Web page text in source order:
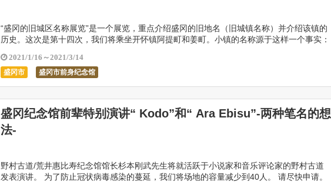
“盛冈的旧城区名称展览”是一个展览，重点介绍盛冈的旧地名（旧城镇名称）并介绍该镇的
历史。这次是第十四次，我们将乘坐开怀镇阿提町和姜町。小镇的名称源于这样一个事实：
2021/1/16～2021/3/14
盛冈市 盛冈市前身纪念馆
盛冈纪念馆前辈特别演讲“ Kodo”和“ Ara Ebisu”-两种笔名的想
法-
野村古道/荒井惠比寿纪念馆馆长杉本刚武先生将就活跃于小说家和音乐评论家的野村古道
发表演讲。 为了防止冠状病毒感染的蔓延，我们将场地的容量减少到40人。 请尽快申请。